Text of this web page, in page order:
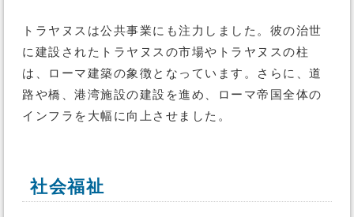
トラヤヌスは公共事業にも注力しました。彼の治世
に建設されたトラヤヌスの市場やトラヤヌスの柱
は、ローマ建築の象徴となっています。さらに、道
路や橋、港湾施設の建設を進め、ローマ帝国全体の
インフラを大幅に向上させました。
社会福祉